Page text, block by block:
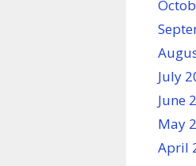
July
June
May
April